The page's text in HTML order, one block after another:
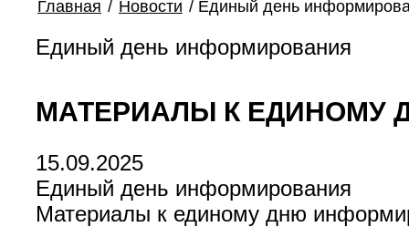
Главная / Новости / Единый день
Единый день информирования
МАТЕРИАЛЫ К ЕДИНОМУ
15.09.2025
Единый день информирования
Материалы к единому дню